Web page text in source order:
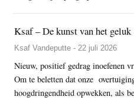
Ksaf – De kunst van het geluk
Ksaf Vandeputte - 22 juli 2026
Nieuw, positief gedrag inoefenen
Om te beletten dat onze
hoogdringendheid opwekken, als